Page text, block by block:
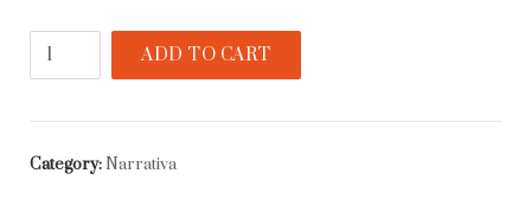
de
Mozart
quantity
ADD TO CART
Category:Narrativa